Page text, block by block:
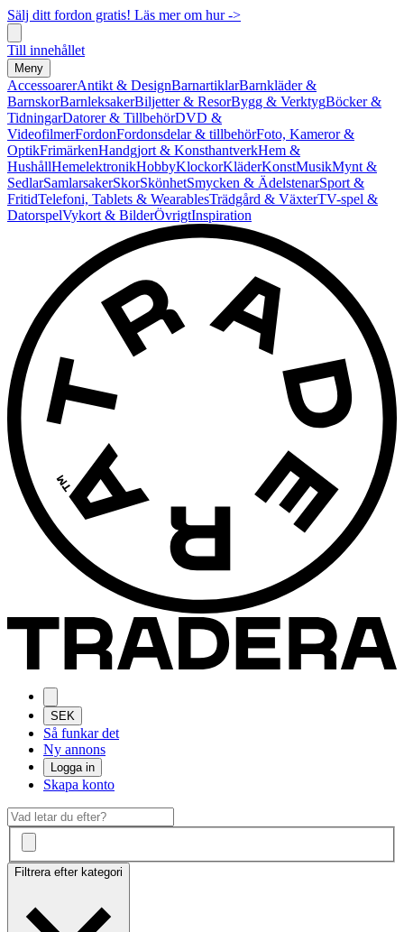
Sälj ditt fordon gratis! Läs mer om hur ->
Till innehållet
Meny
AccessoarerAntikt & DesignBarnartiklarBarnkläder &
BarnskorBarnleksakerBiljetter & ResorBygg & VerktygBöcker &
TidningarDatorer & TillbehörDVD &
VideofilmerFordonFordonsdelar & tillbehörFoto, Kameror &
OptikFrimärkenHandgjort & KonsthantverkHem &
HushållHemelektronikHobbyKlockorKläderKonstMusikMynt &
SedlarSamlarsakerSkorSkönhetSmycken & ÄdelstenarSport &
FritidTelefoni, Tablets & WearablesTrädgård & VäxterTV-spel &
DatorspelVykort & BilderÖvrigtInspiration
SEK
Så funkar det
Ny annons
Logga in
Skapa konto
Filtrera efter kategori